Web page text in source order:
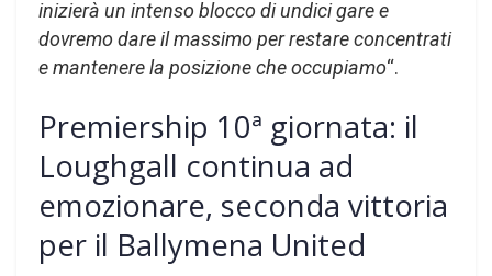
inizierà un intenso blocco di undici gare e
dovremo dare il massimo per restare concentrati
e mantenere la posizione che occupiamo“.
Premiership 10ª giornata: il
Loughgall continua ad
emozionare, seconda vittoria
per il Ballymena United